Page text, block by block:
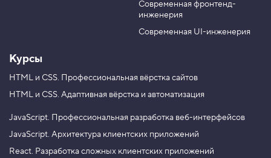
r
a
m
Современная фронтенд-
инженерия
Современная UI-инженерия
Курсы
HTML и CSS. Профессиональная вёрстка сайтов
HTML и CSS. Адаптивная вёрстка и автоматизация
JavaScript. Профессиональная разработка веб-интерфейсов
JavaScript. Архитектура клиентских приложений
React. Разработка сложных клиентских приложений